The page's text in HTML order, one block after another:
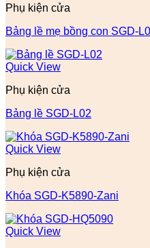
Phụ kiện cửa
Bảng lề mẹ bồng con SGD-
Quick View
Phụ kiện cửa
Bảng lề SGD-L02
Quick View
Phụ kiện cửa
Khóa SGD-K5890-Zani
Quick View